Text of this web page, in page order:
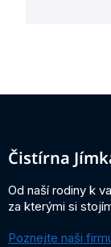
Čistírna
Od naší rodiny k
za kterými si
Poznejte naši